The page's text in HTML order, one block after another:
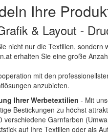
Ihre
& Layout -
nicht nur die Textilien,
erhalten Sie eine große
mit den
anzubieten.
Ihrer Werbetextilien - Mit
Bestickungen zu höchst
verschiedene Garnfarben
auf Ihre Textilien oder als